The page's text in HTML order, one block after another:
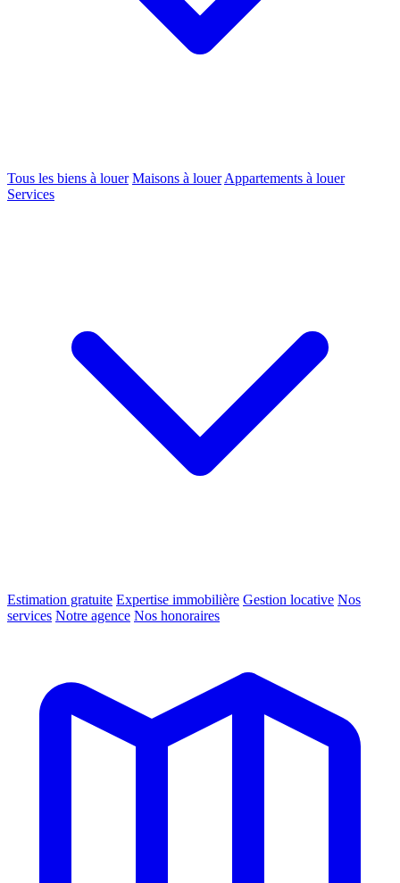
Tous les biens à louer Maisons à louer Appartements à louer
Services
Estimation gratuite Expertise immobilière Gestion locative Nos
services Notre agence Nos honoraires